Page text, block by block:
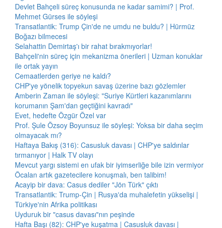
Devlet Bahçeli süreç konusunda ne kadar samimi? | Prof.
Mehmet Gürses ile söyleşi
Transatlantik: Trump Çin'de ne umdu ne buldu? | Hürmüz
Boğazı bilmecesi
Selahattin Demirtaş'ı bir rahat bırakmıyorlar!
Bahçeli'nin süreç için mekanizma önerileri | Uzman konuklar
ile ortak yayın
Cemaatlerden geriye ne kaldı?
CHP'ye yönelik topyekun savaş üzerine bazı gözlemler
Amberin Zaman ile söyleşi: "Suriye Kürtleri kazanımlarını
korumanın Şam'dan geçtiğini kavradı"
Evet, hedefte Özgür Özel var
Prof. Şule Özsoy Boyunsuz ile söyleşi: Yoksa bir daha seçim
olmayacak mı?
Haftaya Bakış (316): Casusluk davası | CHP'ye saldırılar
tırmanıyor | Halk TV olayı
Mevcut yargı sistemi en ufak bir iyimserliğe bile izin vermiyor
Öcalan artık gazetecilere konuşmalı, ben talibim!
Acayip bir dava: Casus dediler "Jön Türk" çıktı
Transatlantik: Trump-Çin | Rusya'da muhalefetin yükselişi |
Türkiye'nin Afrika politikası
Uyduruk bir "casus davası"nın peşinde
Hafta Başı (82): CHP'ye kuşatma | Casusluk davası |